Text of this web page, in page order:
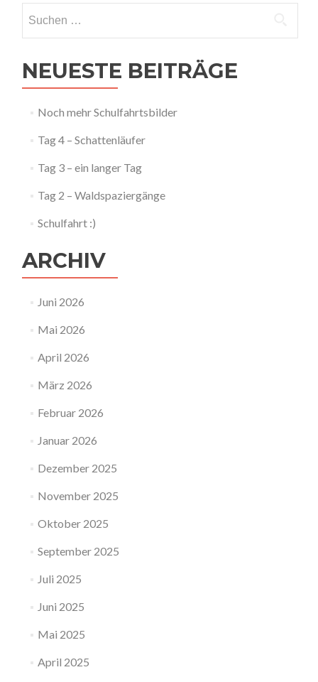
nach:
NEUESTE BEITRÄGE
Noch mehr Schulfahrtsbilder
Tag 4 – Schattenläufer
Tag 3 – ein langer Tag
Tag 2 – Waldspaziergänge
Schulfahrt :)
ARCHIV
Juni 2026
Mai 2026
April 2026
März 2026
Februar 2026
Januar 2026
Dezember 2025
November 2025
Oktober 2025
September 2025
Juli 2025
Juni 2025
Mai 2025
April 2025